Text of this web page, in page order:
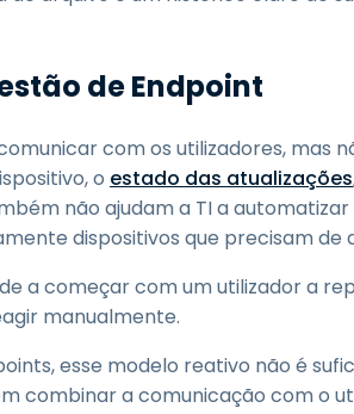
de Endpoint
com os utilizadores, mas
o estado das atualizações
não ajudam a TI a
dispositivos que precisam de
a começar com um utilizador a
manualmente.
esse modelo reativo não é
combinar a comunicação com o